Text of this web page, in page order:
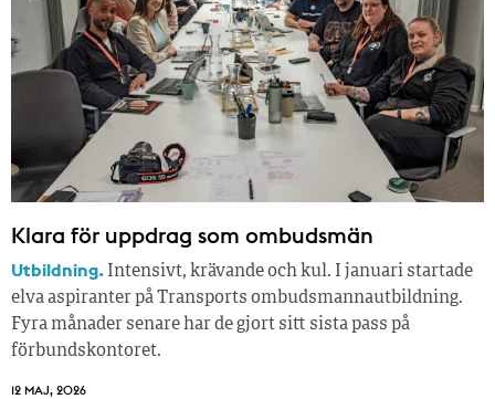
Klara för uppdrag som ombudsmän
Utbildning. Intensivt, krävande och kul. I januari startade
elva aspiranter på Transports ombudsmannautbildning.
Fyra månader senare har de gjort sitt sista pass på
förbundskontoret.
12 MAJ, 2026